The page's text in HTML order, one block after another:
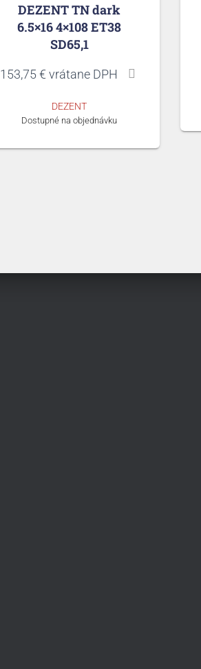
DEZENT TN dark
6.5×16 4×108 ET38
SD65,1
153,75€ vrátane DPH
DEZENT
Dostupné na objednávku